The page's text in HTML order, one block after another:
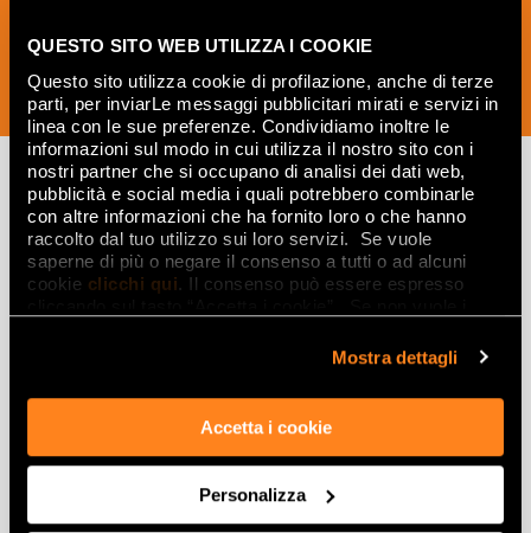
QUESTO SITO WEB UTILIZZA I COOKIE
Questo sito utilizza cookie di profilazione, anche di terze
parti, per inviarLe messaggi pubblicitari mirati e servizi in
linea con le sue preferenze. Condividiamo inoltre le
informazioni sul modo in cui utilizza il nostro sito con i
nostri partner che si occupano di analisi dei dati web,
pubblicità e social media i quali potrebbero combinarle
con altre informazioni che ha fornito loro o che hanno
raccolto dal tuo utilizzo sui loro servizi. Se vuole
saperne di più o negare il consenso a tutti o ad alcuni
cookie clicchi qui. Il consenso può essere espresso
Mostra dettagli
Accetta i cookie
Personalizza
SUBSCRIBE NOW
Lasciati
ispirare
da ambienti
Effetti
Gres porcellanato effetto marmo
Gres porcellanato effetto legno
Gres porcellanato effetto pietra